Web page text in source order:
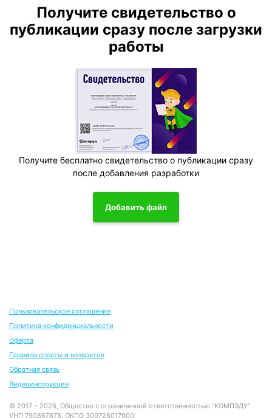
Получите свидетельство о
публикации сразу после загрузки
работы
Получите бесплатно свидетельство о публикации сразу
после добавления разработки
Добавить файл
Пользовательское соглашение
Политика конфиденциальности
Оферта
Правила оплаты и возвратов
Обратная связь
Видеоинструкция
© 2017 – 2026, Общество с ограниченной ответственностью "КОМПЭДУ"
УНП 790867878, ОКПО 300728017000